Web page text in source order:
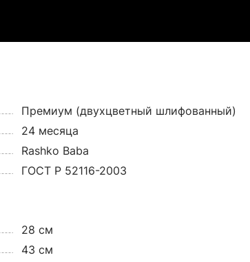
Премиум (двухцветный шлифованный)
24 месяца
Rashko Baba
ГОСТ Р 52116-2003
28 см
43 см